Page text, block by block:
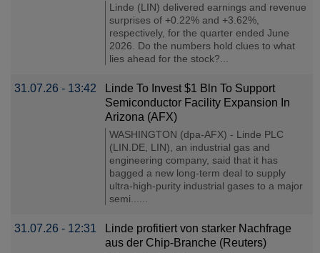
Linde (LIN) delivered earnings and revenue
surprises of +0.22% and +3.62%,
respectively, for the quarter ended June
2026. Do the numbers hold clues to what
lies ahead for the stock?...
31.07.26 - 13:42
Linde To Invest $1 Bln To Support
Semiconductor Facility Expansion In
Arizona (AFX)
WASHINGTON (dpa-AFX) - Linde PLC
(LIN.DE, LIN), an industrial gas and
engineering company, said that it has
bagged a new long-term deal to supply
ultra-high-purity industrial gases to a major
semi......
31.07.26 - 12:31
Linde profitiert von starker Nachfrage
aus der Chip-Branche (Reuters)